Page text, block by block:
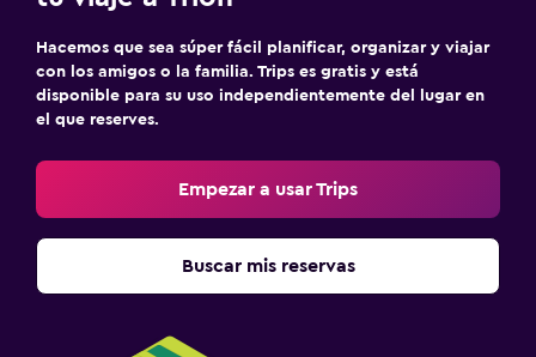
Hacemos que sea súper fácil planificar, organizar y viajar
con los amigos o la familia. Trips es gratis y está
disponible para su uso independientemente del lugar en
el que reserves.
Empezar a usar Trips
Buscar mis reservas